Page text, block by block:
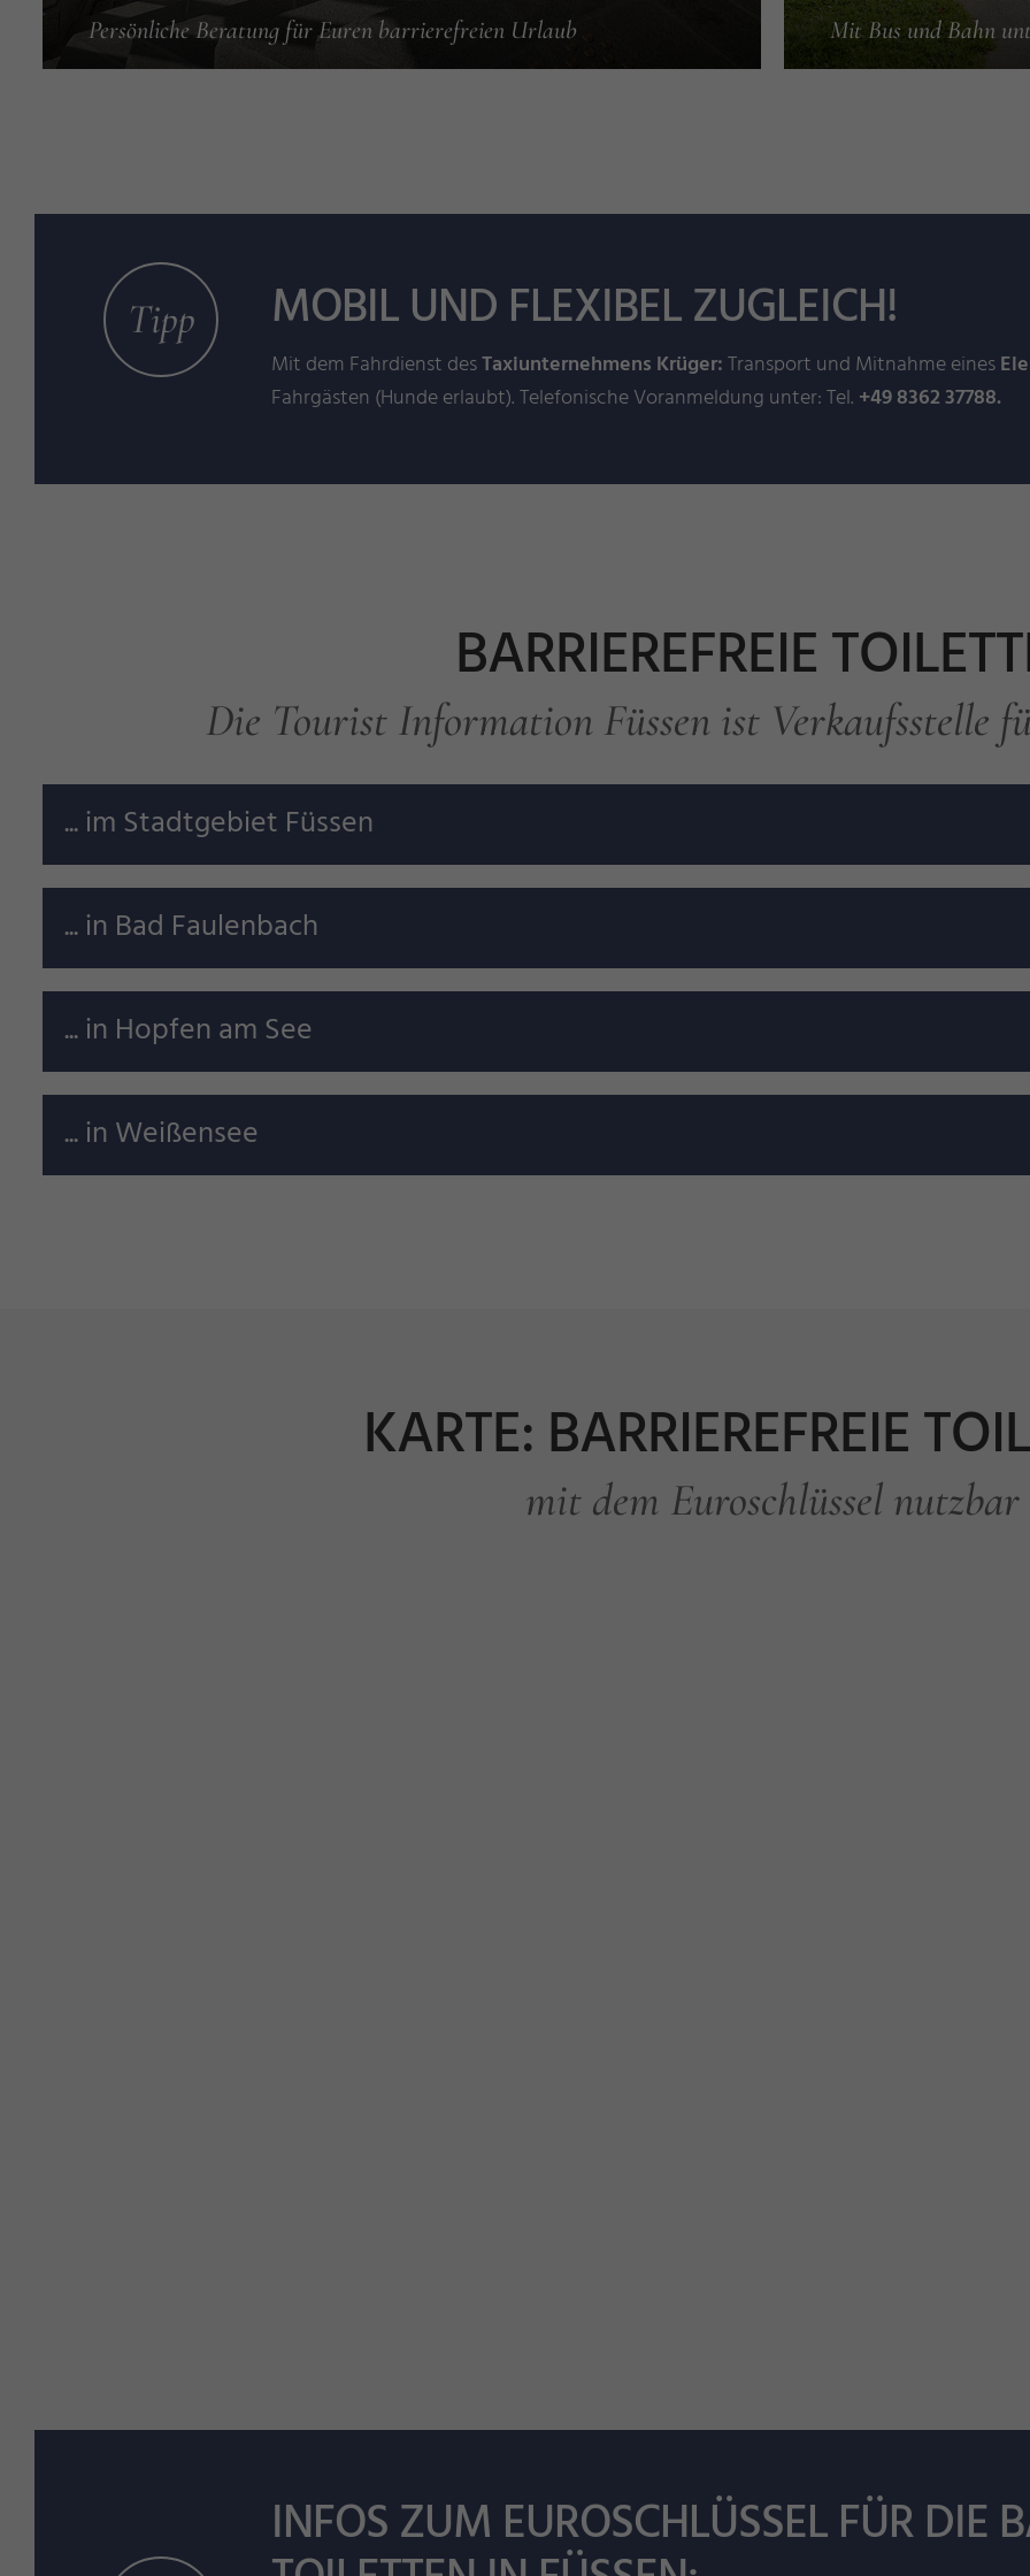
Persönliche Beratung für Euren barrierefreien Urlaub Mit Bus und Bahn
Tipp MOBIL UND FLEXIBEL ZUGLEICH!
Mit dem Fahrdienst desTaxiunternehmens Krüger:Transport und Mitnahme eines
Fahrgästen (Hunde erlaubt). Telefonische Voranmeldung unter: Tel. +49 8362 37788.
BARRIEREFREIE
Die Tourist Information Füssen ist Verkaufsstelle
... im Stadtgebiet Füssen
... in Bad Faulenbach
... in Hopfen am See
... in Weißensee
KARTE: BARRIEREFREIE
mit dem Euroschlüssel nutzbar
INFOS ZUM EUROSCHLÜSSEL FÜR DIE